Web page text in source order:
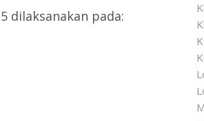
dilaksanakan pada: